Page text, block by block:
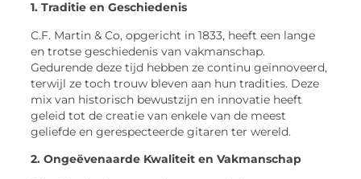
1. Traditie en Geschiedenis
C.F. Martin & Co, opgericht in 1833, heeft een lange
en trotse geschiedenis van vakmanschap.
Gedurende deze tijd hebben ze continu geïnnoveerd,
terwijl ze toch trouw bleven aan hun tradities. Deze
mix van historisch bewustzijn en innovatie heeft
geleid tot de creatie van enkele van de meest
geliefde en gerespecteerde gitaren ter wereld.
2. Ongeëvenaarde Kwaliteit en Vakmanschap